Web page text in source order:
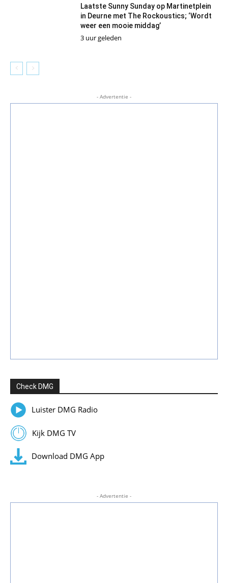
Laatste Sunny Sunday op Martinetplein
in Deurne met The Rockoustics; ‘Wordt
weer een mooie middag’
3 uur geleden
- Advertentie -
Check DMG
Luister DMG Radio
Kijk DMG TV
Download DMG App
- Advertentie -